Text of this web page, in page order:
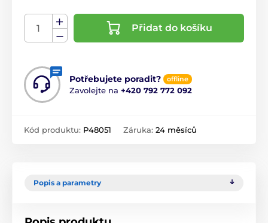
Přidat do košíku
Potřebujete poradit? offline
Zavolejte na +420 792 772 092
Kód produktu: P48051 Záruka: 24 měsíců
Popis a parametry